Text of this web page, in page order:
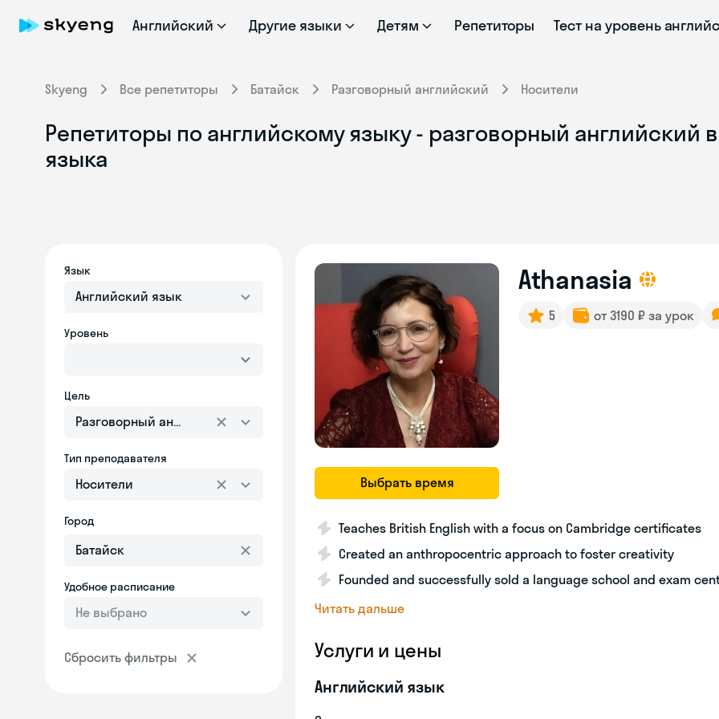
Английский Другие языки Детям Репетиторы Тест на уровень
Skyeng Все репетиторы Батайск Разговорный английский Носители
Репетиторы по английскому языку - разговорный английский
языка
Язык
Английский язык
Уровень
Цель
Разговорный английский
Тип преподавателя
Носители
Город
Удобное расписание
Не выбрано
Сбросить фильтры
Выбрать время
Athanasia
5 от 3190 ₽ за урок
Teaches British English with a focus on Cambridge certificates
Created an anthropocentric approach to foster creativity
Founded and successfully sold a language school and exam
Читать дальше
Услуги и цены
Английский язык